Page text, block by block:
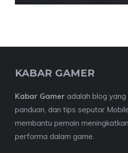
KABAR GAMER
Kabar Gamer adalah blog
panduan, dan tips seputar
membantu pemain
performa dalam game.